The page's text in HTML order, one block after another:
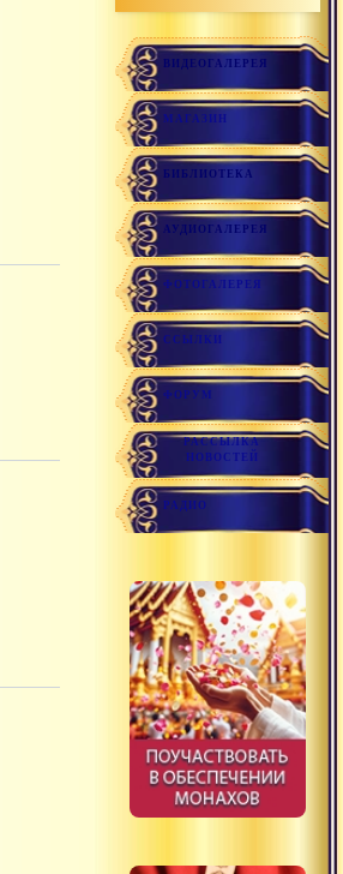
ВИДЕОГАЛЕРЕЯ
МАГАЗИН
БИБЛИОТЕКА
АУДИОГАЛЕРЕЯ
ФОТОГАЛЕРЕЯ
ССЫЛКИ
ФОРУМ
РАССЫЛКА
НОВОСТЕЙ
РАДИО